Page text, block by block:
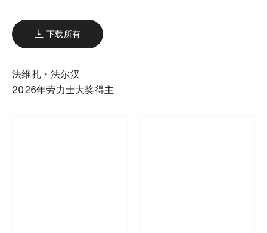
下载所有
法维扎・法尔汉
2026年劳力士大奖得主